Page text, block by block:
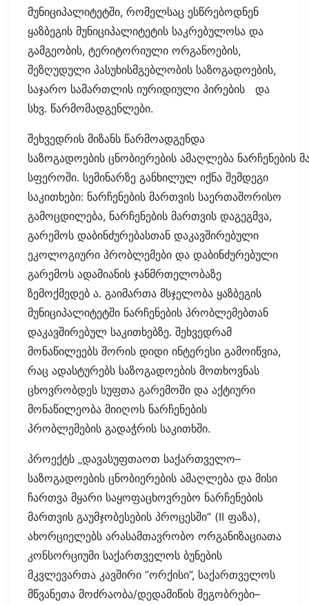
მუნიციპალიტეტში, რომელსაც ესწრებოდნენ
ყაზბეგის მუნიციპალიტეტის საკრებულოსა და
გამგეობის, ტერიტორიული ორგანოების,
შეზღუდული პასუხისმგებლობის საზოგადოების,
საჯარო სამართლის იურიდიული პირების და
სხვ. წარმომადგენლები.
შეხვედრის მიზანს წარმოადგენდა
საზოგადოების ცნობიერების ამაღლება ნარჩენების
სფეროში. სემინარზე განხილულ იქნა შემდეგი
საკითხები: ნარჩენების მართვის საერთაშორისო
გამოცდილება, ნარჩენების მართვის დაგეგმვა,
გარემოს დაბინძურებასთან დაკავშირებული
ეკოლოგიური პრობლემები და დაბინძურებული
გარემოს ადამიანის ჯანმრთელობაზე
ზემოქმედებ ა. გაიმართა მსჯელობა ყაზბეგის
მუნიციპალიტეტში ნარჩენების პრობლემებთან
დაკავშირებულ საკითხებზე. შეხვედრამ
მონაწილეებს შორის დიდი ინტერესი გამოიწვია,
რაც ადასტურებს საზოგადოების მოთხოვნას
ცხოვრობდეს სუფთა გარემოში და აქტიური
მონაწილეობა მიიღოს ნარჩენების
პრობლემების გადაჭრის საკითხში.
პროექტს „დავასუფთაოთ საქართველო–
საზოგადოების ცნობიერების ამაღლება და მისი
ჩართვა მყარი საყოფაცხოვრებო ნარჩენების
მართვის გაუმჯობესების პროცესში“ (II ფაზა),
ახორციელებს არასამთავრობო ორგანიზაციათა
კონსორციუმი საქართველოს ბუნების
მკვლევართა კავშირი ”ორქისი”, საქართველოს
მწვანეთა მოძრაობა/დედამიწის მეგობრები–